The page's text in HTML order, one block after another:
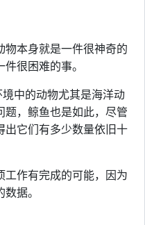
本身就是一件很神奇的
很困难的事。
中的动物尤其是海洋动
，鲸鱼也是如此，尽管
出它们有多少数量依旧十
工作有完成的可能，因为
据。